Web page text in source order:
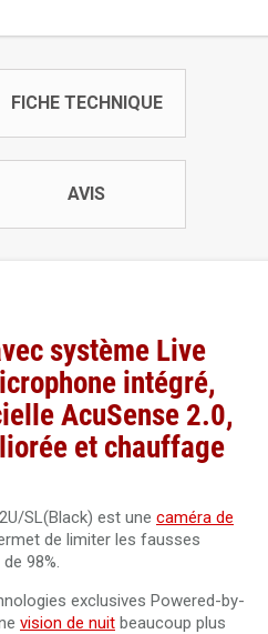
FICHE TECHNIQUE
AVIS
système Live
intégré,
AcuSense 2.0,
et chauffage
SL(Black) est une caméra de
de limiter les fausses
98%.
exclusives Powered-by-
vision de nuit beaucoup plus